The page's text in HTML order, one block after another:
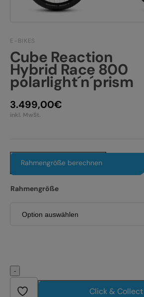
Alle entdecken
E-BIKE FULLY
E-BIKE TOUR
Alle entdecken
PRODUKTRÜCKRUFE
E-BIKES
Cube Reaction
Hybrid Race 800
polarlight´n´prism
3.499,00€
inkl. MwSt.
Rahmengröße berechnen
Rahmengröße
-
Click & Collect